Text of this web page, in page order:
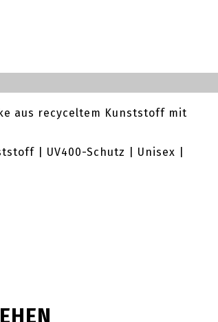
aus recyceltem Kunststoff mit
| UV400-Schutz | Unisex |